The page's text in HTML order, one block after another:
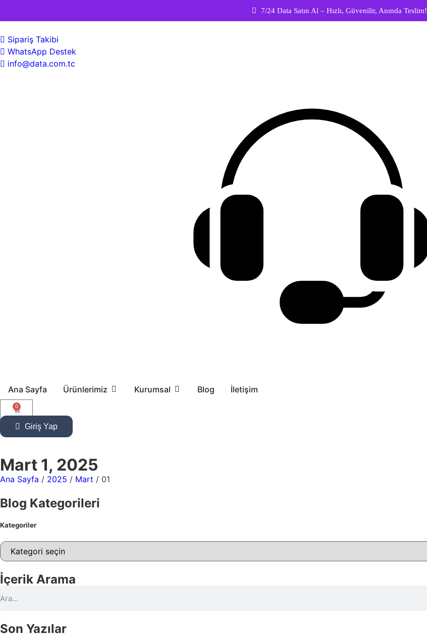
7/24 Data Satın Al – Hızlı, Güvenilir, Anında Teslim!
Sipariş Takibi
WhatsApp Destek
info@data.com.tc
Ana Sayfa Ürünlerimiz Kurumsal Blog İletişim
0
Giriş Yap
Mart 1, 2025
Ana Sayfa / 2025 / Mart / 01
Blog Kategorileri
Kategoriler
İçerik Arama
Son Yazılar